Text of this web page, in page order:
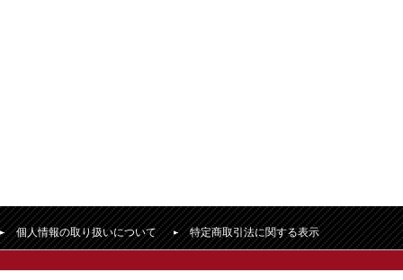
個人情報の取り扱いについて 特定商取引法に関する表示